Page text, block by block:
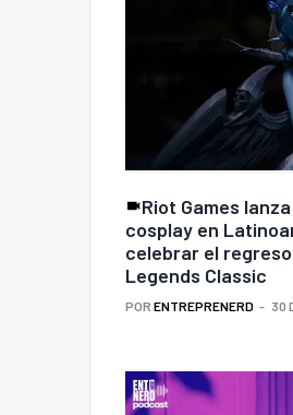
Riot Games
cosplay en
celebrar el
Legends Classic
POR ENTREPRENERD 30